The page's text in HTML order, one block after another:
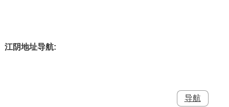
江阴地址导航: